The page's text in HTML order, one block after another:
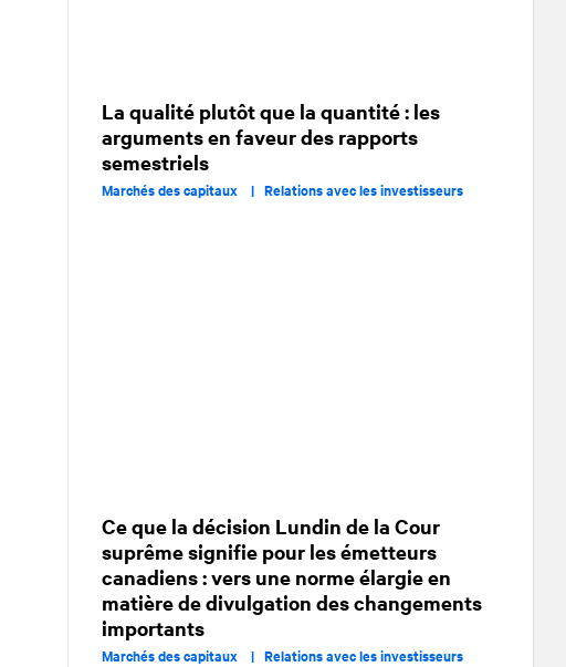
La qualité plutôt que la quantité : les
arguments en faveur des rapports
semestriels
Marchés des capitaux | Relations avec les investisseurs
Ce que la décision Lundin de la Cour
suprême signifie pour les émetteurs
canadiens : vers une norme élargie en
matière de divulgation des changements
importants
Marchés des capitaux | Relations avec les investisseurs